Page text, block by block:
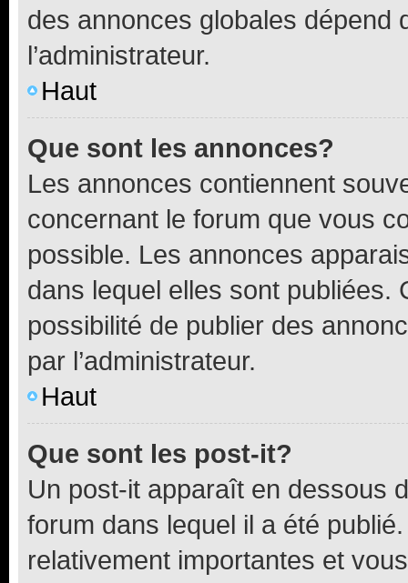
des annonces globales dépend
l’administrateur.
Haut
Que sont les annonces?
Les annonces contiennent
concernant le forum que vous
possible. Les annonces
dans lequel elles sont publiées.
possibilité de publier des
par l’administrateur.
Haut
Que sont les post-it?
Un post-it apparaît en dessous
forum dans lequel il a été
relativement importantes et